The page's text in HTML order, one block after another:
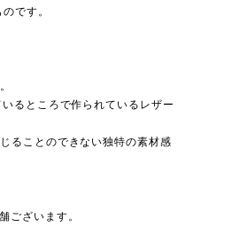
です。
るところで作られているレザー
ることのできない独特の素材感
ございます。